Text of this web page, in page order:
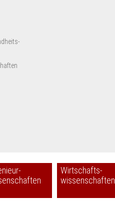
Wirtschafts-
wissenschaften